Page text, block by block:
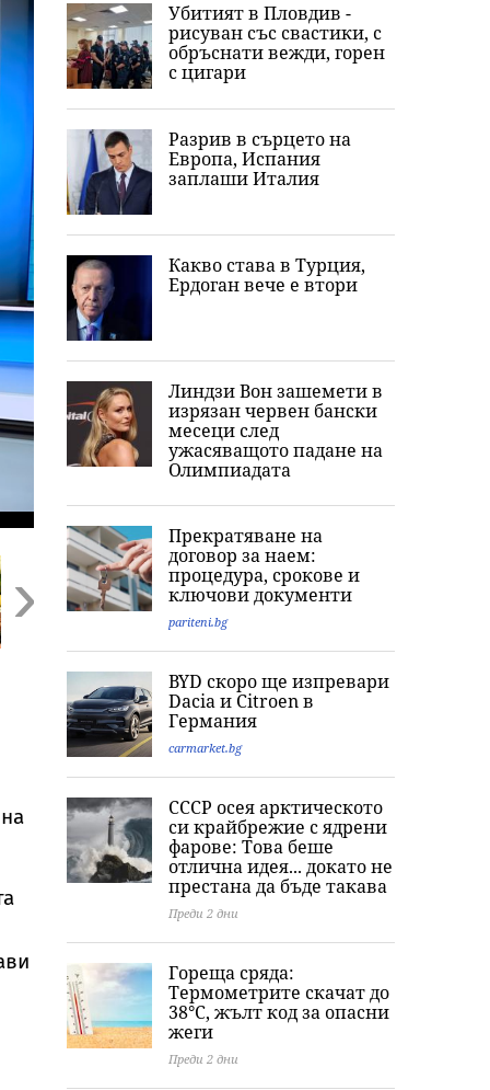
Нов разтърсващ
случай с АГ лекар
от Варна:
Семейство разкри
фатална грешка с
министър:
България има
рекорден износ на
ток, АЕЦ
въпреки Дунав
семейство“:
Убитият в Пловдив -
рисуван със свастики, с
обръснати вежди, горен
с цигари
Разрив в сърцето на
Европа, Испания
заплаши Италия
Какво става в Турция,
Ердоган вече е втори
Линдзи Вон зашемети в
изрязан червен бански
месеци след
ужасяващото падане на
Олимпиадата
Прекратяване на
договор за наем:
процедура, срокове и
ключови документи
pariteni.bg
BYD скоро ще изпревари
Dacia и Citroеn в
Германия
carmarket.bg
СССР осея арктическото
си крайбрежие с ядрени
фарове: Това беше
отлична идея... докато не
престана да бъде такава
Преди 2 дни
Гореща сряда:
Термометрите скачат до
38°C, жълт код за опасни
жеги
Преди 2 дни